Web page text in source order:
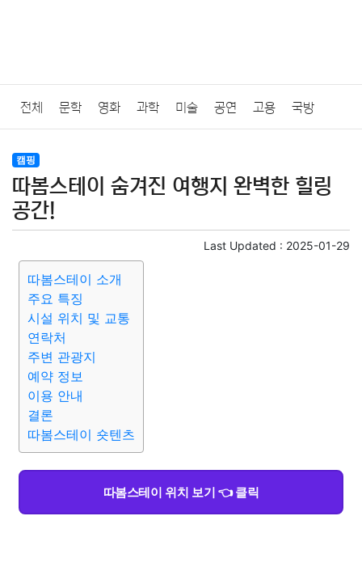
전체 문학 영화 과학 미술 공연 고용 국방
법률
질병 가요 방송 일상 주식 암호화폐 블록체인
미용 증권 인테리어
요리 상품리뷰
대출 자동차 취미
종교 사회
부동산
캠핑
따봄스테이 숨겨진 여행지 완벽한 힐링
공간!
Last Updated : 2025-01-29
따봄스테이 소개
주요 특징
시설 위치 및 교통
연락처
주변 관광지
예약 정보
이용 안내
결론
따봄스테이 숏텐츠
따봄스테이 위치 보기 👈 클릭